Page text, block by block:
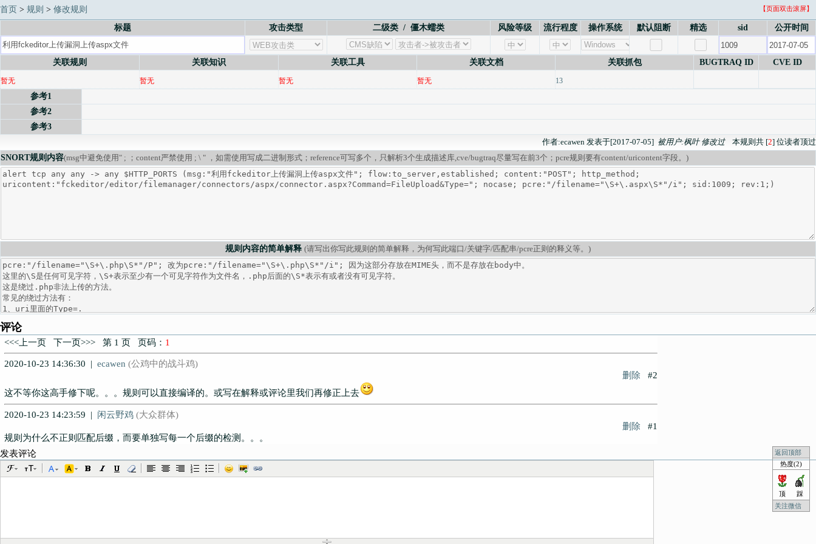
首页 > 规则 > 修改规则 【页面双击滚屏】
标题 攻击类型 二级类 / 僵木蠕类 风险等级 流行程度 操作系统 默认阻断 精选 sid 公开时间
关联规则 关联知识 关联工具 关联文档 关联抓包 BUGTRAQ ID CVE ID
暂无 暂无 暂无 暂无 13
参考1
参考2
参考3
作者:ecawen 发表于[2017-07-05] 被用户:枫叶 修改过本规则共 [2] 位读者顶过
SNORT规则内容(msg中避免使用" ; ；content严禁使用 ; \ " ，如需使用写成二进制形式；reference可写多个，只解析3个生成描述库,cve/bugtraq尽量写在前3个；pcre规则要有content/uricontent字段。)
规则内容的简单解释 (请写出你写此规则的简单解释，为何写此端口/关键字/匹配串/pcre正则的释义等。)
评论
<<<上一页 下一页>>> 第 1 页 页码： 1
2020-10-23 14:36:30 |ecawen (公鸡中的战斗鸡)
删除 #2
这不等你这高手修下呢。。。规则可以直接编译的。或写在解释或评论里我们再修正上去
2020-10-23 14:23:59 | 闲云野鸡 (大众群体)
删除 #1
规则为什么不正则匹配后缀，而要单独写每一个后缀的检测。。。
发表评论
返回顶部
热度(2)
顶
踩
关注微信